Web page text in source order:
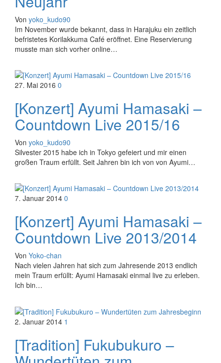
Von yoko_kudo90
Im November wurde bekannt, dass in Harajuku ein zeitlich
befristetes Korilakkuma Café eröffnet. Eine Reservierung
musste man sich vorher online…
27. Mai 2016 0
[Konzert] Ayumi Hamasaki –
Countdown Live 2015/16
Von yoko_kudo90
Silvester 2015 habe ich in Tokyo gefeiert und mir einen
großen Traum erfüllt. Seit Jahren bin ich von von Ayumi…
7. Januar 2014 0
[Konzert] Ayumi Hamasaki –
Countdown Live 2013/2014
Von Yoko-chan
Nach vielen Jahren hat sich zum Jahresende 2013 endlich
mein Traum erfüllt: Ayumi Hamasaki einmal live zu erleben.
Ich bin…
2. Januar 2014 1
[Tradition] Fukubukuro –